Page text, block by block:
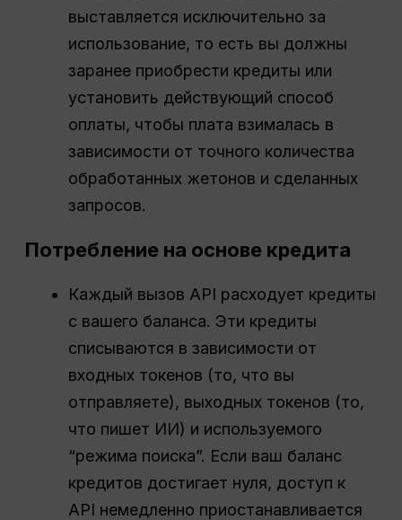
выставляется исключительно за
использование, то есть вы должны
заранее приобрести кредиты или
установить действующий способ
оплаты, чтобы плата взималась в
зависимости от точного количества
обработанных жетонов и сделанных
запросов.
Потребление на основе кредита
Каждый вызов API расходует кредиты
с вашего баланса. Эти кредиты
списываются в зависимости от
входных токенов (то, что вы
отправляете), выходных токенов (то,
что пишет ИИ) и используемого
“режима поиска”. Если ваш баланс
кредитов достигает нуля, доступ к
API немедленно приостанавливается